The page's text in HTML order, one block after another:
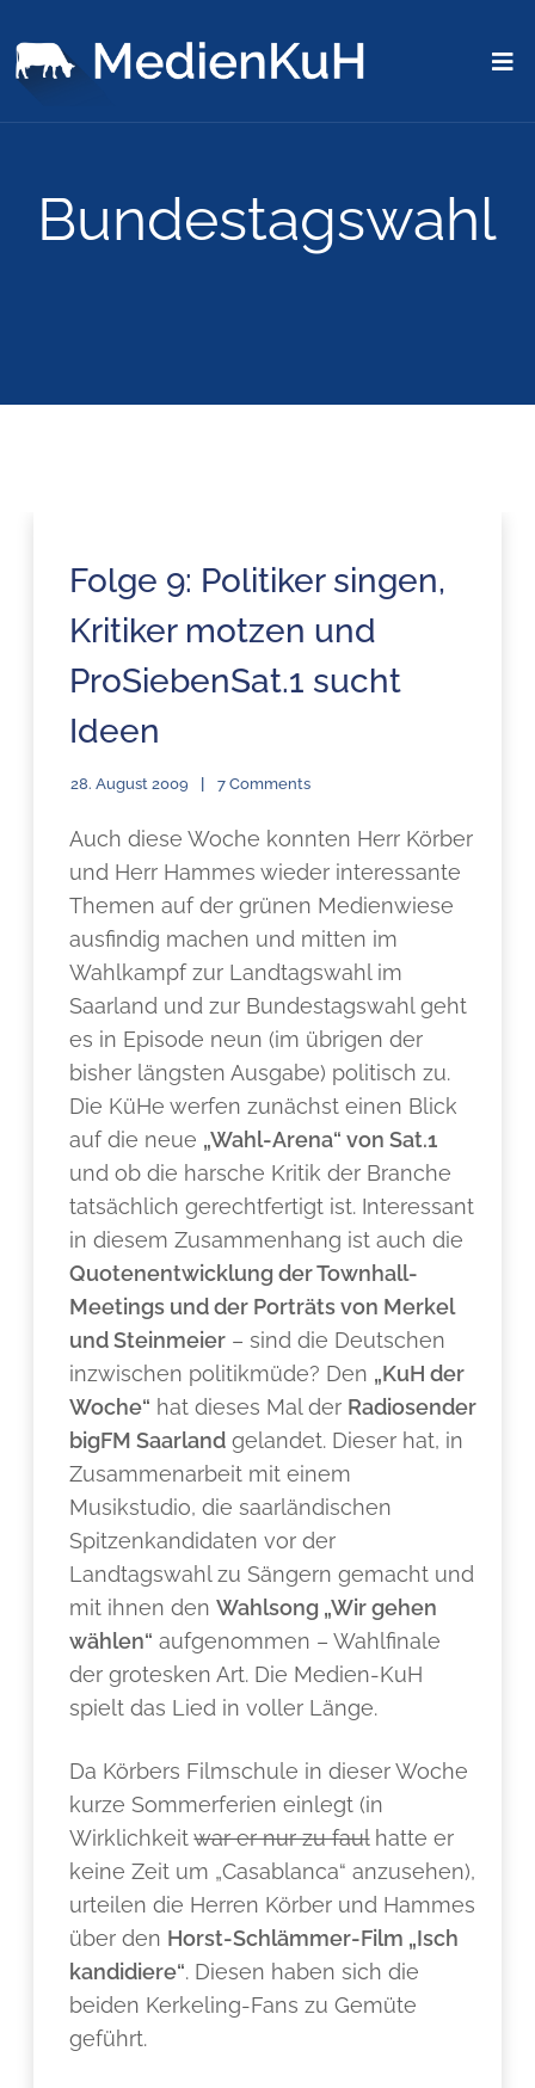
Bundestagswahl
Folge 9: Politiker singen,
Kritiker motzen und
ProSiebenSat.1 sucht
Ideen
28. August 2009 7 Comments
Auch diese Woche konnten Herr Körber
und Herr Hammes wieder interessante
Themen auf der grünen Medienwiese
ausfindig machen und mitten im
Wahlkampf zur Landtagswahl im
Saarland und zur Bundestagswahl geht
es in Episode neun (im übrigen der
bisher längsten Ausgabe) politisch zu.
Die KüHe werfen zunächst einen Blick
auf die neue „Wahl-Arena“ von Sat.1
und ob die harsche Kritik der Branche
tatsächlich gerechtfertigt ist. Interessant
in diesem Zusammenhang ist auch die
Quotenentwicklung der Townhall-
Meetings und der Porträts von Merkel
und Steinmeier – sind die Deutschen
inzwischen politikmüde? Den „KuH der
Woche“ hat dieses Mal der Radiosender
bigFM Saarland gelandet. Dieser hat, in
Zusammenarbeit mit einem
Musikstudio, die saarländischen
Spitzenkandidaten vor der
Landtagswahl zu Sängern gemacht und
mit ihnen denWahlsong „Wir gehen
wählen“ aufgenommen – Wahlfinale
der grotesken Art. Die Medien-KuH
spielt das Lied in voller Länge.
Da Körbers Filmschule in dieser Woche
kurze Sommerferien einlegt (in
Wirklichkeitwar er nur zu faulhatte er
keine Zeit um „Casablanca“ anzusehen),
urteilen die Herren Körber und Hammes
über den Horst-Schlämmer-Film „Isch
kandidiere“. Diesen haben sich die
beiden Kerkeling-Fans zu Gemüte
geführt.